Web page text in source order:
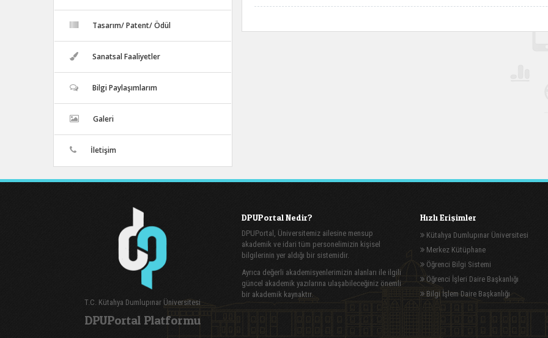
Tasarım/ Patent/ Ödül
Sanatsal Faaliyetler
Bilgi Paylaşımlarım
Galeri
İletişim
T.C. Kütahya Dumlupınar Üniversitesi
DPUPortal Platformu
DPUPortal Nedir?
DPUPortal, Üniversitemiz ailesine mensup
akademik ve idari tüm personelimizin kişisel
bilgilerinin yer aldığı bir sistemidir.
Ayrıca değerli akademisyenlerimizin alanları ile ilgili
güncel akademik yazılarına ulaşabileceğiniz önemli
bir akademik kaynaktır.
Hızlı Erişimler
Kütahya Dumlupınar Üniversitesi
Merkez Kütüphane
Öğrenci Bilgi Sistemi
Öğrenci İşleri Daire Başkanlığı
Bilgi İşlem Daire Başkanlığı